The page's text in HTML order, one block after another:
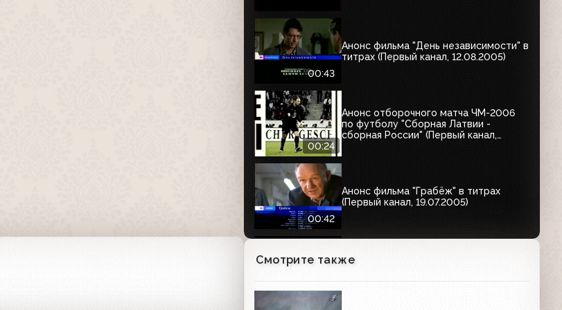
00:43
Анонс фильма "День независимости" в
титрах (Первый канал, 12.08.2005)
00:24
Анонс отборочного матча ЧМ-2006
по футболу "Сборная Латвии -
сборная России" (Первый канал,
00:42
Анонс фильма "Грабёж" в титрах
(Первый канал, 19.07.2005)
00:31
Анонс концерта ко дню милиции
Смотрите также